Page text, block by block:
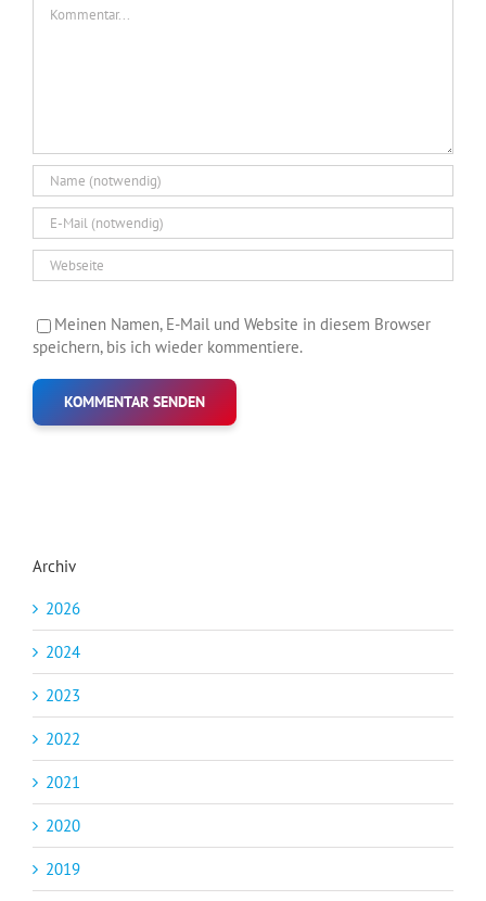
Meinen Namen, E-Mail und Website in diesem Browser
speichern, bis ich wieder kommentiere.
Archiv
2026
2024
2023
2022
2021
2020
2019